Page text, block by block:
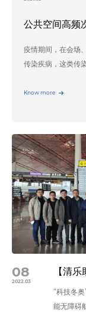
公共空间高频
疫情期间，在会场
传染疾病，这类传
是要对空气和物体
图是消毒与病毒的
一代一般需要20～
量大且人员密集的
嚏、咳嗽等在局部
容易传染给健康人
毒方法有过氧化氢
化学药物消毒时禁
呼吸道、薄膜组织
一种业内认可的比
过程中，揉和了上
毒，为人员清理出
智能消毒机器人
保持功能，使空
Know more
08
2022.03
“科技冬
能无障碍